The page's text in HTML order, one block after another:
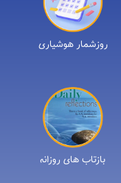
روزشمار هوشیاری
بازتاب های روزانه